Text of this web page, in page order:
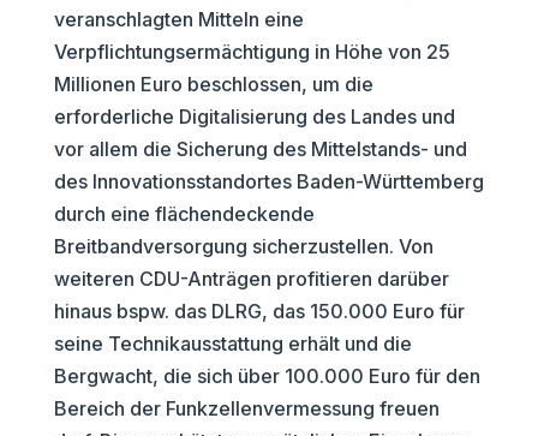
veranschlagten Mitteln eine
Verpflichtungsermächtigung in Höhe von 25
Millionen Euro beschlossen, um die
erforderliche Digitalisierung des Landes und
vor allem die Sicherung des Mittelstands- und
des Innovationsstandortes Baden-Württemberg
durch eine flächendeckende
Breitbandversorgung sicherzustellen. Von
weiteren CDU-Anträgen profitieren darüber
hinaus bspw. das DLRG, das 150.000 Euro für
seine Technikausstattung erhält und die
Bergwacht, die sich über 100.000 Euro für den
Bereich der Funkzellenvermessung freuen